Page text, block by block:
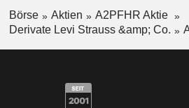
Börse Aktien
A2PFHR Aktie
Derivate Levi Strauss &amp; Co.